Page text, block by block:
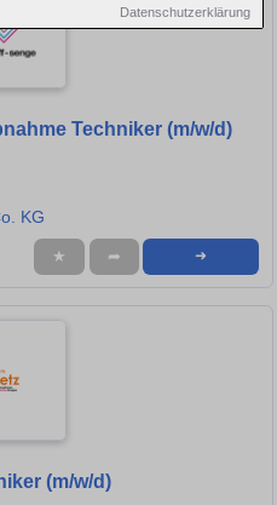
Datenschutzerklärung
Techniker (m/w/d)
KG
★ ➦ ➜
(m/w/d)